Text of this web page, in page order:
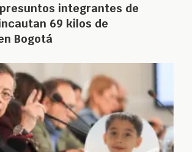
integrantes de
69 kilos de
Bogotá